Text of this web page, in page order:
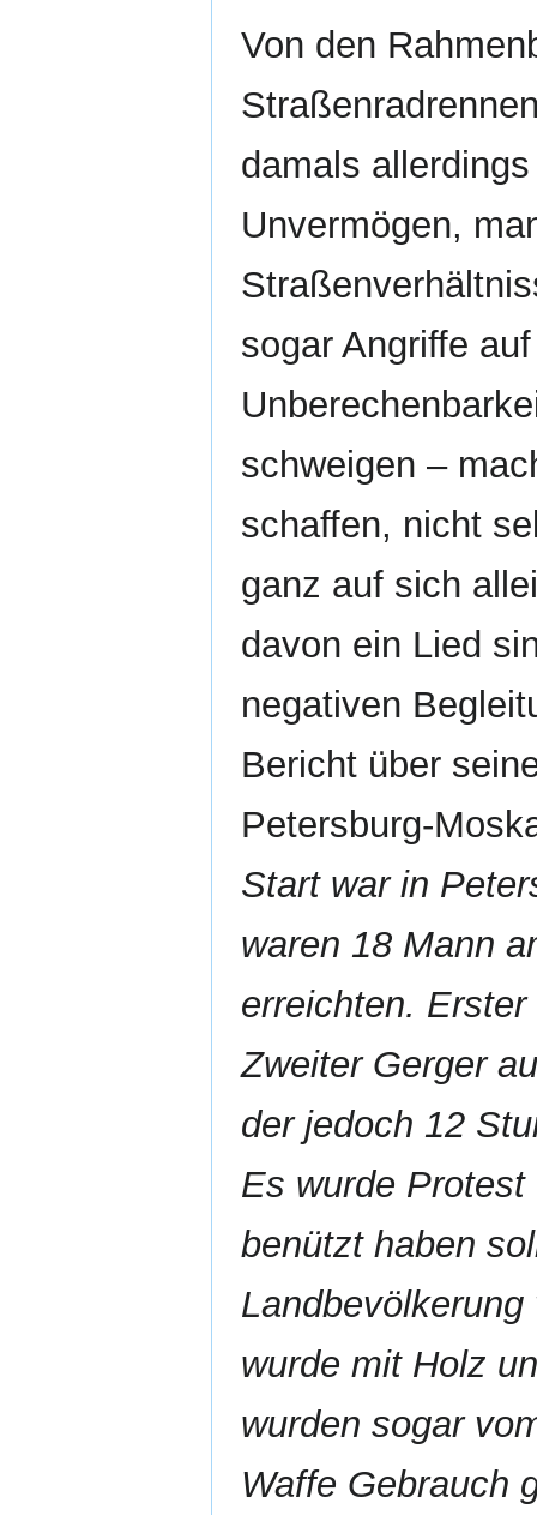
Von den
damals
Unvermögen,
sogar Angriffe
schweigen –
schaffen, nicht
ganz auf sich
davon ein Lied
negativen
Bericht über
Petersburg-
Start war in
waren 18 Mann
erreichten.
Zweiter Gerger
der jedoch 12
Es wurde
benützt haben
wurde mit Holz
wurden sogar
Waffe Gebrauch